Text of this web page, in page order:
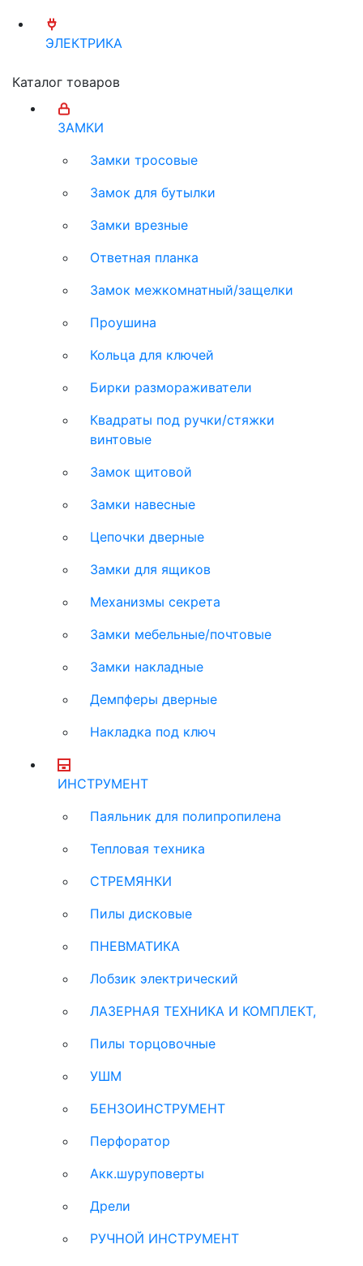
ЭЛЕКТРИКА
Каталог товаров
ЗАМКИ
Замки тросовые
Замок для бутылки
Замки врезные
Ответная планка
Замок межкомнатный/защелки
Проушина
Кольца для ключей
Бирки размораживатели
Квадраты под ручки/стяжки
винтовые
Замок щитовой
Замки навесные
Цепочки дверные
Замки для ящиков
Механизмы секрета
Замки мебельные/почтовые
Замки накладные
Демпферы дверные
Накладка под ключ
ИНСТРУМЕНТ
Паяльник для полипропилена
Тепловая техника
СТРЕМЯНКИ
Пилы дисковые
ПНЕВМАТИКА
Лобзик электрический
ЛАЗЕРНАЯ ТЕХНИКА И КОМПЛЕКТ,
Пилы торцовочные
УШМ
БЕНЗОИНСТРУМЕНТ
Перфоратор
Акк.шуруповерты
Дрели
РУЧНОЙ ИНСТРУМЕНТ